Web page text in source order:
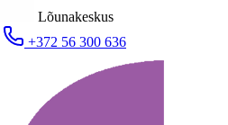
Lõunakeskus
+372 56 300 636